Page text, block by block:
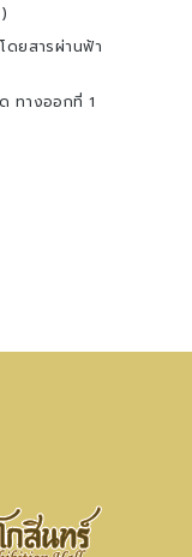
ดยสารผ่านฟ้า
ทางออกที่ 1